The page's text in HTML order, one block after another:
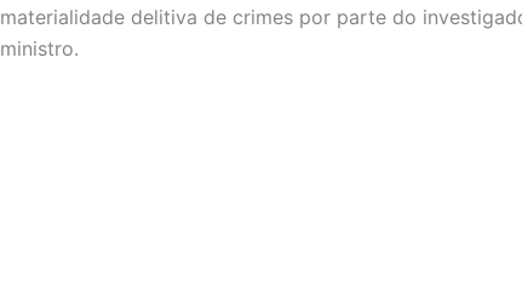
materialidade delitiva de crimes por parte do
ministro.